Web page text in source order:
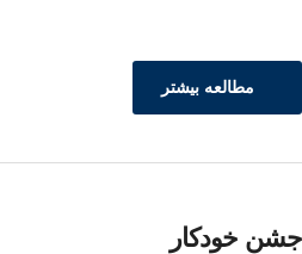
مطالعه بیشتر
جشن خودکار